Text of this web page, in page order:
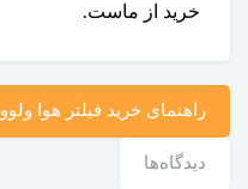
خرید از ماست.
راهنمای خرید فیلتر هوا ولوو V40-C30-C70
دیدگاه‌ها